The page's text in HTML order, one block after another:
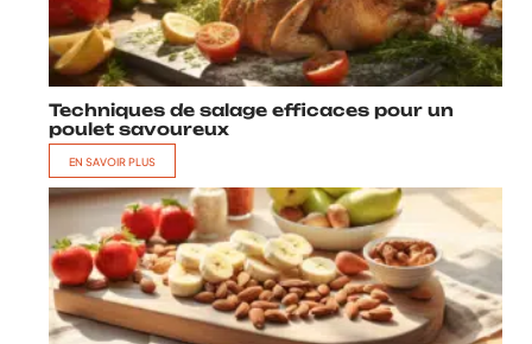
Techniques de salage efficaces pour un
poulet savoureux
EN SAVOIR PLUS